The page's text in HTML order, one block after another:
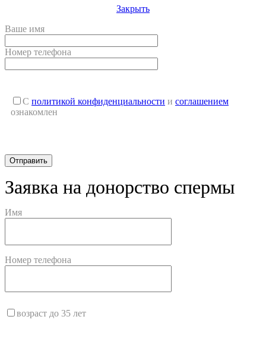
Закрыть
Ваше имя
Номер телефона
С политикой конфиденциальности и соглашением
ознакомлен
Заявка на донорство спермы
Имя
Номер телефона
возраст до 35 лет